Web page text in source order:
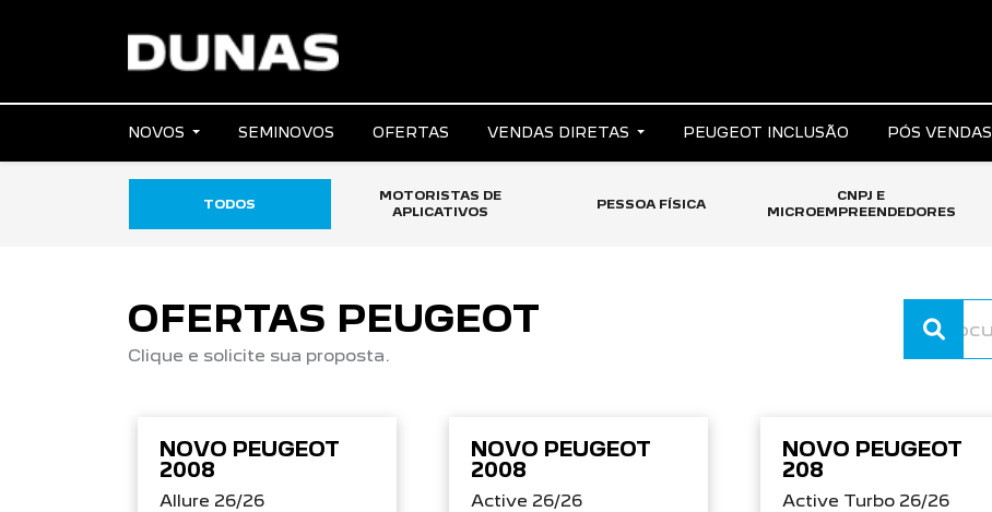
NOVOS SEMINOVOS OFERTAS VENDAS DIRETAS PEUGEOT INCLUSÃO PÓS VENDAS
TODOS
MOTORISTAS DE
APLICATIVOS
PESSOA FÍSICA
CNPJ E
MICROEMPREENDEDORES
OFERTAS PEUGEOT
Clique e solicite sua proposta.
NOVO PEUGEOT
2008
Allure 26/26
NOVO PEUGEOT
2008
Active 26/26
NOVO PEUGEOT
208
Active Turbo 26/26